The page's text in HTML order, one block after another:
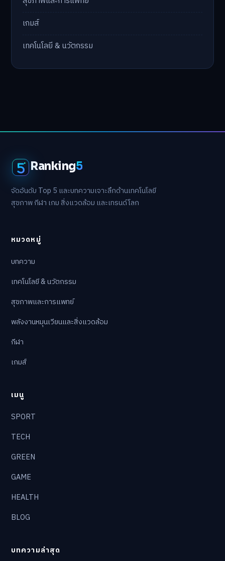
เกมส์
เทคโนโลยี & นวัตกรรม
Ranking5
จัดอันดับ Top 5 และบทความเจาะลึกด้านเทคโนโลยี
สุขภาพ กีฬา เกม สิ่งแวดล้อม และเทรนด์โลก
หมวดหมู่
บทความ
เทคโนโลยี & นวัตกรรม
สุขภาพและการแพทย์
พลังงานหมุนเวียนและสิ่งแวดล้อม
กีฬา
เกมส์
เมนู
SPORT
TECH
GREEN
GAME
HEALTH
BLOG
บทความล่าสุด